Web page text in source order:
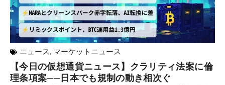
ニュース, マーケットニュース
【今日の仮想通貨ニュース】クラリティ法案に倫
理条項案──日本でも規制の動き相次ぐ